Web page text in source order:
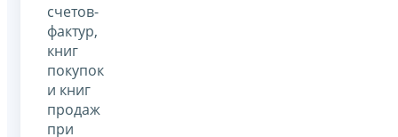
счетов-
фактур,
книг
покупок
и книг
продаж
при